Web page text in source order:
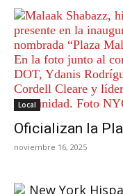
Local
Oficializan la
noviembre 16, 2025